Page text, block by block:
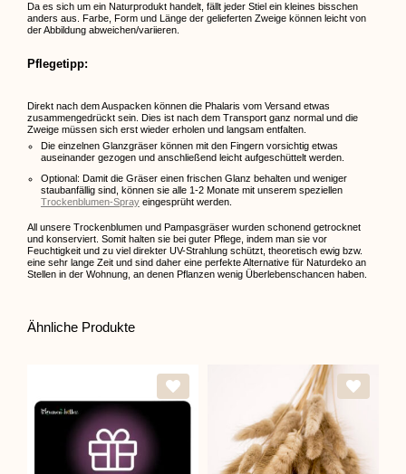
Da es sich um ein Naturprodukt handelt, fällt jeder Stiel ein kleines bisschen
anders aus. Farbe, Form und Länge der gelieferten Zweige können leicht von
der Abbildung abweichen/variieren.
Pflegetipp:
Direkt nach dem Auspacken können die Phalaris vom Versand etwas
zusammengedrückt sein. Dies ist nach dem Transport ganz normal und die
Zweige müssen sich erst wieder erholen und langsam entfalten.
Die einzelnen Glanzgräser können mit den Fingern vorsichtig etwas
auseinander gezogen und anschließend leicht aufgeschüttelt werden.
Optional: Damit die Gräser einen frischen Glanz behalten und weniger
staubanfällig sind, können sie alle 1-2 Monate mit unserem speziellen
Trockenblumen-Spray eingesprüht werden.
All unsere Trockenblumen und Pampasgräser wurden schonend getrocknet
und konserviert. Somit halten sie bei guter Pflege, indem man sie vor
Feuchtigkeit und zu viel direkter UV-Strahlung schützt, theoretisch ewig bzw.
eine sehr lange Zeit und sind daher eine perfekte Alternative für Naturdeko an
Stellen in der Wohnung, an denen Pflanzen wenig Überlebenschancen haben.
Ähnliche Produkte